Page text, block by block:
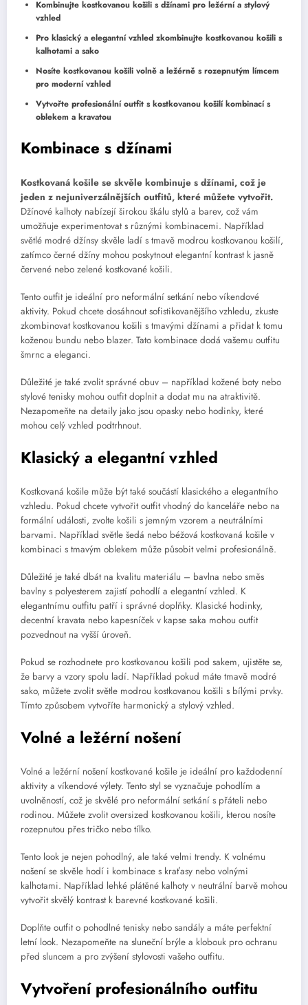
Kombinujte kostkovanou košili s džínami pro ležérní a stylový
vzhled
Pro klasický a elegantní vzhled zkombinujte kostkovanou košili s
kalhotami a sako
Nosíte kostkovanou košili volně a ležérně s rozepnutým límcem
pro moderní vzhled
Vytvořte profesionální outfit s kostkovanou košilí kombinací s
oblekem a kravatou
Kombinace s džínami
Kostkovaná košile se skvěle kombinuje s džínami, což je
jeden z nejuniverzálnějších outfitů, které můžete vytvořit.
Džínové kalhoty nabízejí širokou škálu stylů a barev, což vám
umožňuje experimentovat s různými kombinacemi. Například
světlé modré džínsy skvěle ladí s tmavě modrou kostkovanou košilí,
zatímco černé džíny mohou poskytnout elegantní kontrast k jasně
červené nebo zelené kostkované košili.
Tento outfit je ideální pro neformální setkání nebo víkendové
aktivity. Pokud chcete dosáhnout sofistikovanějšího vzhledu, zkuste
zkombinovat kostkovanou košili s tmavými džínami a přidat k tomu
koženou bundu nebo blazer. Tato kombinace dodá vašemu outfitu
šmrnc a eleganci.
Důležité je také zvolit správné obuv – například kožené boty nebo
stylové tenisky mohou outfit doplnit a dodat mu na atraktivitě.
Nezapomeňte na detaily jako jsou opasky nebo hodinky, které
mohou celý vzhled podtrhnout.
Klasický a elegantní vzhled
Kostkovaná košile může být také součástí klasického a elegantního
vzhledu. Pokud chcete vytvořit outfit vhodný do kanceláře nebo na
formální události, zvolte košili s jemným vzorem a neutrálními
barvami. Například světle šedá nebo béžová kostkovaná košile v
kombinaci s tmavým oblekem může působit velmi profesionálně.
Důležité je také dbát na kvalitu materiálu – bavlna nebo směs
bavlny s polyesterem zajistí pohodlí a elegantní vzhled. K
elegantnímu outfitu patří i správné doplňky. Klasické hodinky,
decentní kravata nebo kapesníček v kapse saka mohou outfit
pozvednout na vyšší úroveň.
Pokud se rozhodnete pro kostkovanou košili pod sakem, ujistěte se,
že barvy a vzory spolu ladí. Například pokud máte tmavě modré
sako, můžete zvolit světle modrou kostkovanou košili s bílými prvky.
Tímto způsobem vytvoříte harmonický a stylový vzhled.
Volné a ležérní nošení
Volné a ležérní nošení kostkované košile je ideální pro každodenní
aktivity a víkendové výlety. Tento styl se vyznačuje pohodlím a
uvolněností, což je skvělé pro neformální setkání s přáteli nebo
rodinou. Můžete zvolit oversized kostkovanou košili, kterou nosíte
rozepnutou přes tričko nebo tílko.
Tento look je nejen pohodlný, ale také velmi trendy. K volnému
nošení se skvěle hodí i kombinace s kraťasy nebo volnými
kalhotami. Například lehké plátěné kalhoty v neutrální barvě mohou
vytvořit skvělý kontrast k barevné kostkované košili.
Doplňte outfit o pohodlné tenisky nebo sandály a máte perfektní
letní look. Nezapomeňte na sluneční brýle a klobouk pro ochranu
před sluncem a pro zvýšení stylovosti vašeho outfitu.
Vytvoření profesionálního outfitu